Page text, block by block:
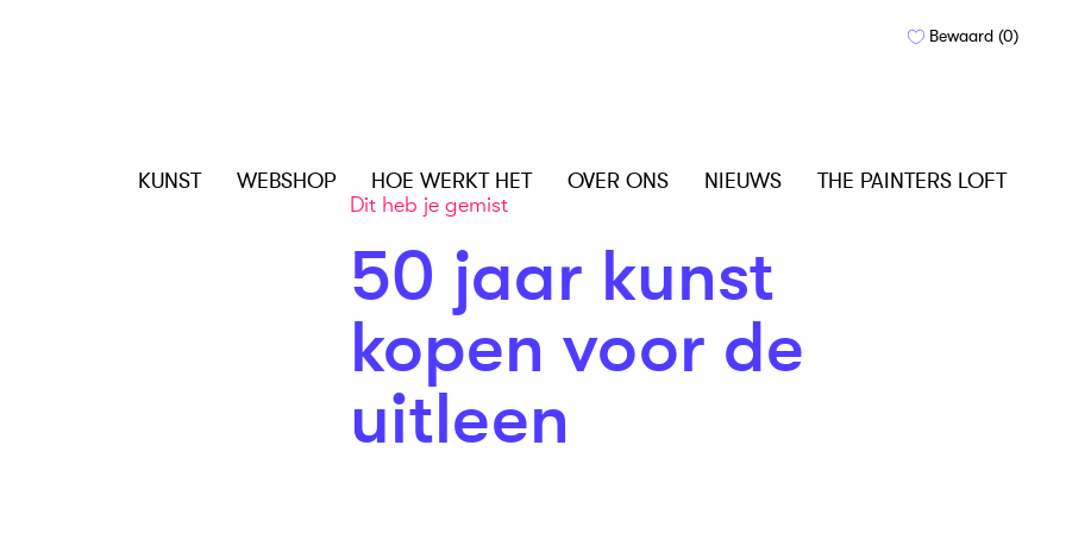
KUNST WEBSHOP HOE WERKT HET OVER ONS NIEUWS THE PAINTERS LOFT
Bewaard (0)
Dit heb je gemist
50 jaar kunst
kopen voor de
uitleen